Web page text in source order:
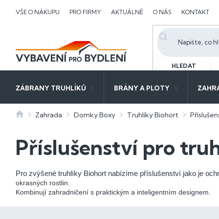
VŠE O NÁKUPU PRO FIRMY AKTUÁLNĚ O NÁS KONTAKT
HLEDAT
ZÁBRANY TRUHLÍKŮ BRÁNY A PLOTY
DomůZahrada Domky Boxy Truhlíky Biohort
Příslušenství pro
Pro zvýšené truhlíky Biohort nabízíme příslušenství jako je
okrasných rostlin.
Kombinují zahradničení s praktickým a inteligentním designem.